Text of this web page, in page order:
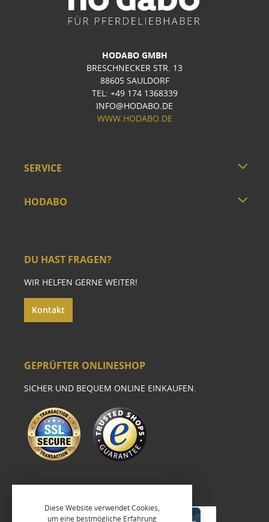
HODABO GMBH
BRESCHNECKER STR. 13
88605 SAULDORF
TEL: +49 174 1368339
INFO@HODABO.DE
WWW.HODABO.DE
SERVICE
HODABO
DU HAST FRAGEN?
WIR HELFEN GERNE WEITER!
Kontakt
GEPRÜFTER ONLINESHOP
SICHER UND BEQUEM ONLINE EINKAUFEN.
Diese Website verwendet Cookies,
um eine bestmögliche Erfahrung